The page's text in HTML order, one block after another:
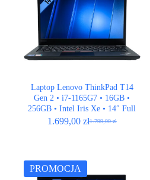
Laptop Lenovo ThinkPad T14
Gen 2 • i7-1165G7 • 16GB •
256GB • Intel Iris Xe • 14″ Full
HD 1.799,00zł
Pierwotna
1.699,00 zł
Aktualna
PROMOCJA